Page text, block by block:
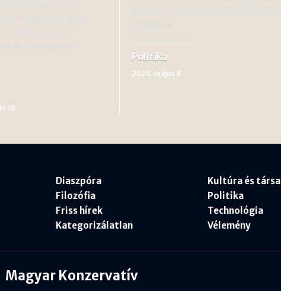
18
Politika
2026. május 8
Diaszpóra
Filozófia
Friss hírek
Kategorizálatlan
Kultúra és
Politika
Technológia
Vélemény
Magyar Konzervatív